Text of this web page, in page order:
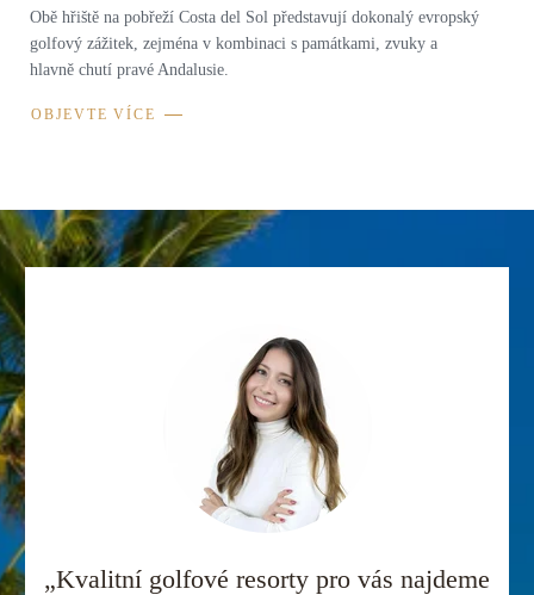
Obě hřiště na pobřeží Costa del Sol představují dokonalý evropský
golfový zážitek, zejména v kombinaci s památkami, zvuky a
hlavně chutí pravé Andalusie.
OBJEVTE VÍCE
„Kvalitní golfové resorty pro vás najdeme